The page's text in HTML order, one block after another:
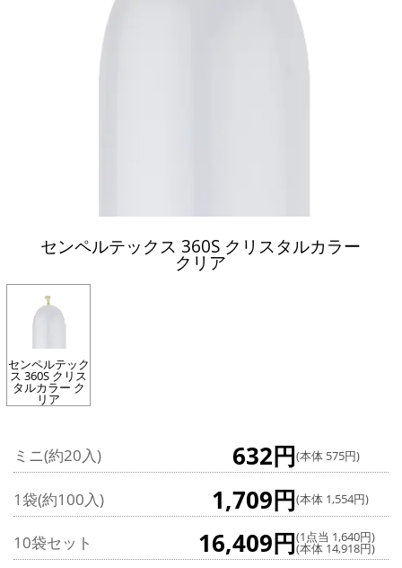
センペルテックス 360S クリスタルカラー
クリア
センペルテック
ス 360S クリス
タルカラー ク
リア
ミニ(約20入) 632円(本体 575円)
1袋(約100入) 1,709円(本体 1,554円)
10袋セット 16,409円(1点当 1,640円)
(本体 14,918円)